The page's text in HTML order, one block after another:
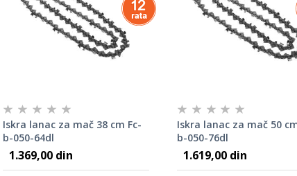
Iskra lanac za mač 38 cm Fc-
b-050-64dl
1.369,00 din
Iskra lanac za mač 50
b-050-76dl
1.619,00 din